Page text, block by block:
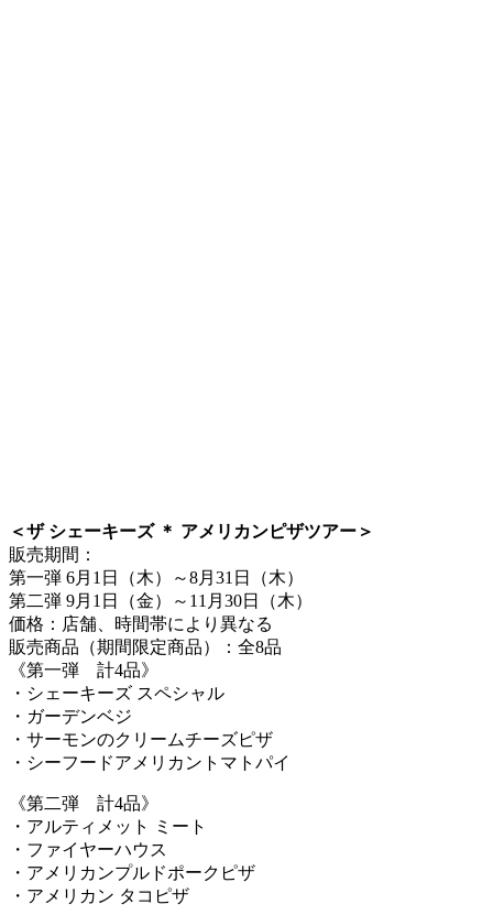
＜ザ シェーキーズ ＊ アメリカンピザツアー＞
販売期間：
第一弾 6月1日（木）～8月31日（木）
第二弾 9月1日（金）～11月30日（木）
価格：店舗、時間帯により異なる
販売商品（期間限定商品）：全8品
《第一弾 計4品》
・シェーキーズ スペシャル
・ガーデンベジ
・サーモンのクリームチーズピザ
・シーフードアメリカントマトパイ
《第二弾 計4品》
・アルティメット ミート
・ファイヤーハウス
・アメリカンプルドポークピザ
・アメリカン タコピザ